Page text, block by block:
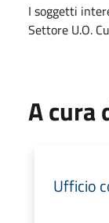
I soggetti
Settore U.O.
A cura
Ufficio